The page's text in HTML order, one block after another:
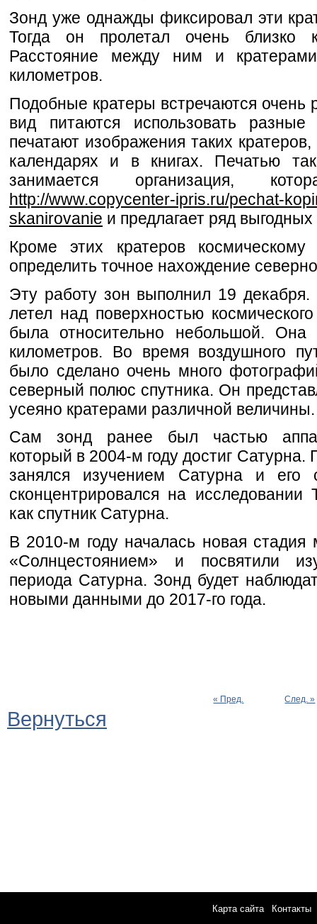
Зонд уже однажды фиксировал эти
Тогда он пролетал очень близко
Расстояние между ним и
километров.
Подобные кратеры встречаются очень
вид питаются использовать
печатают изображения таких
календарях и в книгах. Печатью
занимается организация,
http://www.copycenter-ipris.ru/pechat-
skanirovanie и предлагает ряд
Кроме этих кратеров космическому
определить точное нахождение
Эту работу зон выполнил 19
летел над поверхностью
была относительно небольшой. Она
километров. Во время воздушного
было сделано очень много
северный полюс спутника. Он
усеяно кратерами различной величины.
Сам зонд ранее был частью
который в 2004-м году достиг Сатурна.
занялся изучением Сатурна и его
сконцентрировался на исследовании
как спутник Сатурна.
В 2010-м году началась новая
«Солнцестоянием» и посвятили
периода Сатурна. Зонд будет
новыми данными до 2017-го года.
« Пред. След. »
Вернуться
Карта сайта| Контакты